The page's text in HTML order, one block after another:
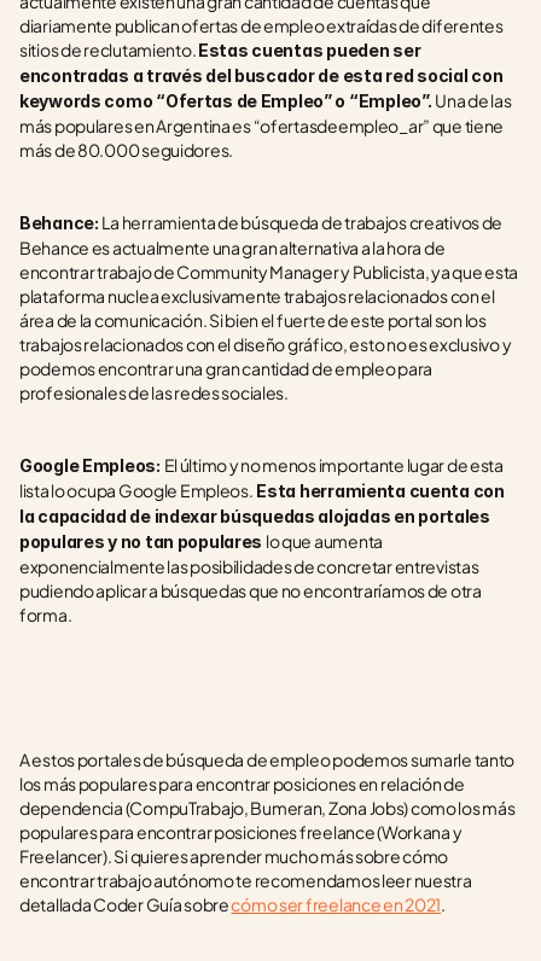
diariamente publican ofertas de empleo extraídas de diferentes
sitios de reclutamiento. Estas cuentas pueden ser
encontradas a través del buscador de esta red social con
keywords como “Ofertas de Empleo” o “Empleo”. Una de las
más populares en Argentina es “ofertasdeempleo_ar” que tiene
más de 80.000 seguidores.
Behance: La herramienta de búsqueda de trabajos creativos de
Behance es actualmente una gran alternativa a la hora de
encontrar trabajo de Community Manager y Publicista, ya que esta
plataforma nuclea exclusivamente trabajos relacionados con el
área de la comunicación. Si bien el fuerte de este portal son los
trabajos relacionados con el diseño gráfico, esto no es exclusivo y
podemos encontrar una gran cantidad de empleo para
profesionales de las redes sociales.
Google Empleos: El último y no menos importante lugar de esta
lista lo ocupa Google Empleos. Esta herramienta cuenta con
la capacidad de indexar búsquedas alojadas en portales
populares y no tan populares lo que aumenta
exponencialmente las posibilidades de concretar entrevistas
pudiendo aplicar a búsquedas que no encontraríamos de otra
forma.
A estos portales de búsqueda de empleo podemos sumarle tanto
los más populares para encontrar posiciones en relación de
dependencia (CompuTrabajo, Bumeran, Zona Jobs) como los más
populares para encontrar posiciones freelance (Workana y
Freelancer). Si quieres aprender mucho más sobre cómo
encontrar trabajo autónomo te recomendamos leer nuestra
detallada Coder Guía sobre cómo ser freelance en 2021.